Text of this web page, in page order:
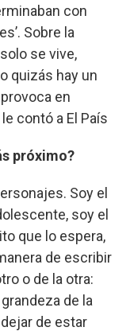
con
Sobre la
se vive,
quizás hay un
en
contó a El País
próximo?
Soy el
soy el
que lo espera,
de escribir
o de la otra:
de la
de estar